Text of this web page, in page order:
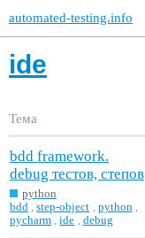
automated-testing.info
ide
Тема
bdd framework.
debug тестов, степов
python
bdd
,step-object python
pycharm ,ide debug